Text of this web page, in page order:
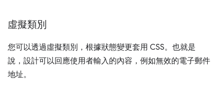
虛擬類別
您可以透過虛擬類別，根據狀態變更套用 CSS。也就是
說，設計可以回應使用者輸入的內容，例如無效的電子郵件
地址。